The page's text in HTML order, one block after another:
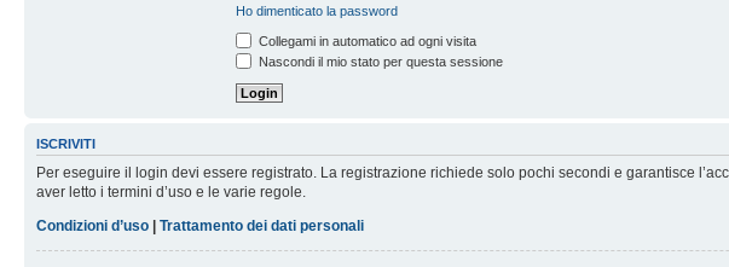
Ho dimenticato la password
Collegami in automatico ad ogni visita
Nascondi il mio stato per questa sessione
ISCRIVITI
Per eseguire il login devi essere registrato. La registrazione richiede solo pochi secondi e garantisce
aver letto i termini d’uso e le varie regole.
Condizioni d’uso | Trattamento dei dati personali